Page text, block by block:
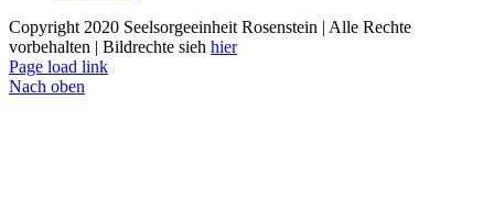
Copyright 2020 Seelsorgeeinheit Rosenstein | Alle Rechte
vorbehalten | Bildrechte sieh hier
Page load link
Nach oben